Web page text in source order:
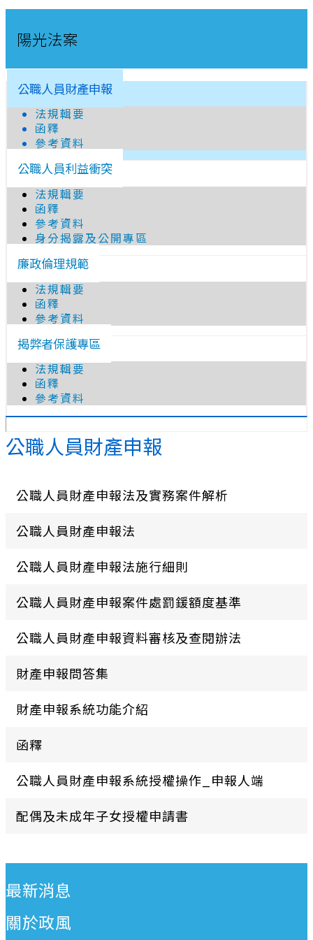
陽光法案
公職人員財產申報
法規輯要
函釋
參考資料
公職人員利益衝突
法規輯要
函釋
參考資料
身分揭露及公開專區
廉政倫理規範
法規輯要
函釋
參考資料
揭弊者保護專區
法規輯要
函釋
參考資料
公職人員財產申報
公職人員財產申報法及實務案件解析
公職人員財產申報法
公職人員財產申報法施行細則
公職人員財產申報案件處罰鍰額度基準
公職人員財產申報資料審核及查閱辦法
財產申報問答集
財產申報系統功能介紹
函釋
公職人員財產申報系統授權操作_申報人端
配偶及未成年子女授權申請書
最新消息
關於政風